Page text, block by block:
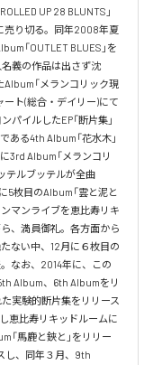
UP 28 BLUNTS」
売り切る。同年2008年夏
「OUTLET BLUES」を
義の作品は出さず沈
「メランコリック現
ート(総合・デイリー)にて
イルしたEP「断片集」
ある4th Album「花水木」
3rd Album「メランコリ
テルブッテルが全曲
5枚目のAlbum「雲と泥と
マンライブを恵比寿リキ
、満員御礼。各方面から
ない中、12月に６枚目の
なお、2014年に、この
Album、6th Albumをリ
実験的断片集をリリース
恵比寿リキッドルームに
「馬鹿と鋏と」をリリー
し、同年３月、9th